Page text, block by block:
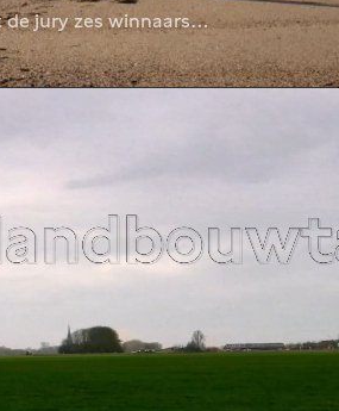
jury zes winnaars
categorie ‘beeldende kunst’ en
De winnaars hebben